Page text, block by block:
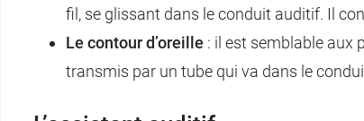
fil, se glissant dans le conduit auditif. Il
Le contour d’oreille : il est semblable aux
transmis par un tube qui va dans le